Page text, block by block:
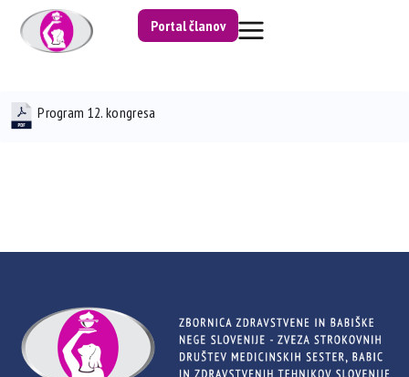
Portal članov
Program 12. kongresa